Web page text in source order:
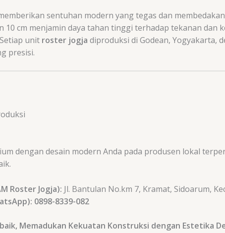
sentuhan modern yang tegas dan
10 cm menjamin daya tahan tinggi terhadap tekanan dan
Setiap unit roster jogja diproduksi di Godean, Yogyakarta,
presisi.
dengan desain modern Anda pada produsen lokal
Roster Jogja): Jl. Bantulan No.km 7, Kramat, Sidoarum,
0898-8339-082
Memadukan Kekuatan Konstruksi dengan Estetika